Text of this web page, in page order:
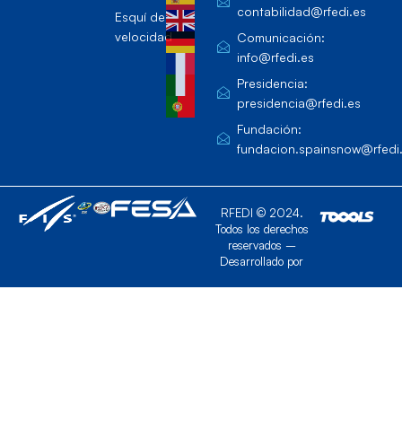
Esquí de
velocidad
contabilidad@rfedi.es
Comunicación:
info@rfedi.es
Presidencia:
presidencia@rfedi.es
Fundación:
RFEDI © 2024.
Todos los derechos
reservados –
Desarrollado por